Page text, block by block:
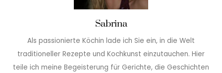
Sabrina
Als passionierte Köchin lade ich Sie ein, in die Welt
traditioneller Rezepte und Kochkunst einzutauchen. Hier
teile ich meine Begeisterung für Gerichte, die Geschichten